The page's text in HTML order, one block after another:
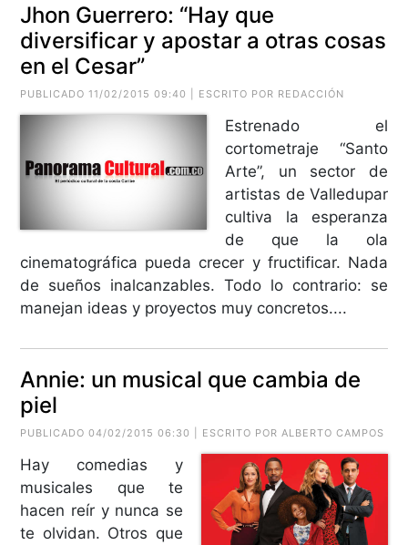
Jhon Guerrero: “Hay que
diversificar y apostar a otras cosas
en el Cesar”
PUBLICADO 11/02/2015 09:40 | ESCRITO POR REDACCIÓN
Estrenado el
cortometraje “Santo
Arte”, un sector de
artistas de Valledupar
cultiva la esperanza
de que la ola
cinematográfica pueda crecer y fructificar. Nada
de sueños inalcanzables. Todo lo contrario: se
manejan ideas y proyectos muy concretos....
Annie: un musical que cambia de
piel
PUBLICADO 04/02/2015 06:30 | ESCRITO POR ALBERTO CAMPOS
Hay comedias y
musicales que te
hacen reír y nunca se
te olvidan. Otros que